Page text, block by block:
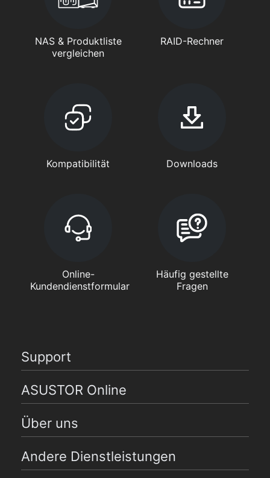
NAS & Produktliste
vergleichen
RAID-Rechner
Kompatibilität Downloads
Online-
Kundendienstformular
Häufig gestellte
Fragen
Support
ASUSTOR Online
Über uns
Andere Dienstleistungen